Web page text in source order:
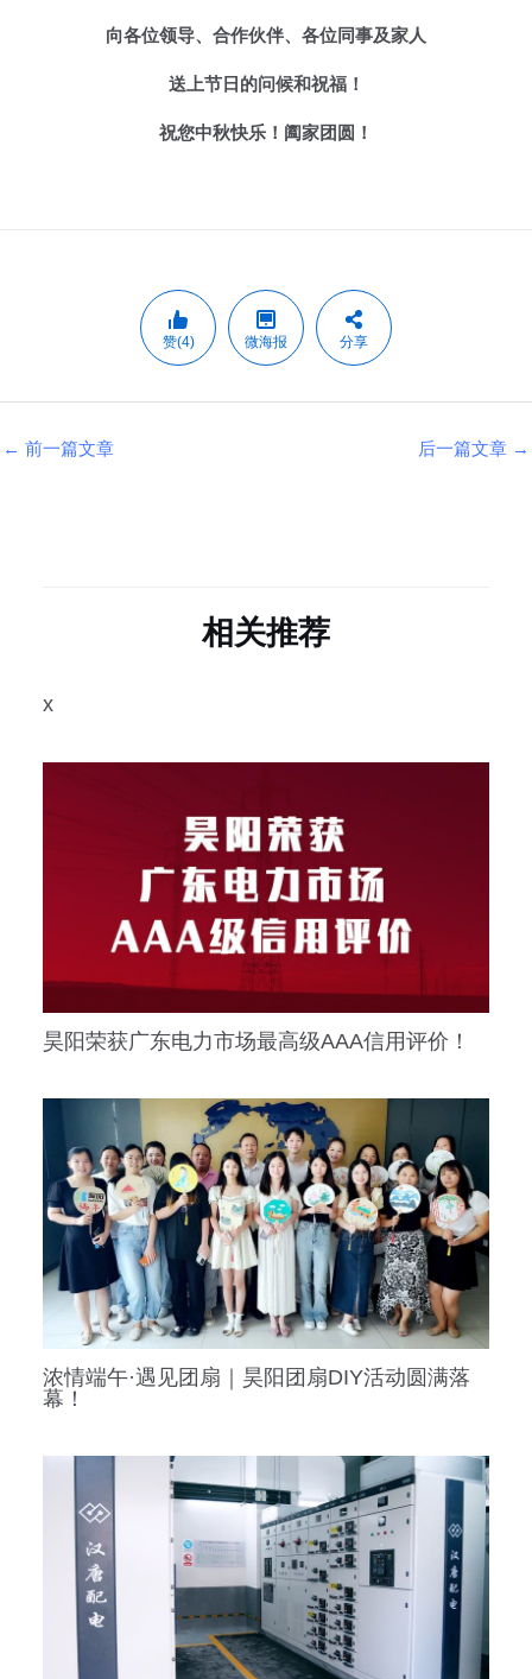
向各位领导、合作伙伴、各位同事及家人
送上节日的问候和祝福！
祝您中秋快乐！ 阖家团圆！
赞(4) 微海报 分享
← 前一篇文章 后一篇文章 →
相关推荐
x
昊阳荣获广东电力市场最高级AAA信用评价！
浓情端午·遇见团扇｜昊阳团扇DIY活动圆满落
幕！